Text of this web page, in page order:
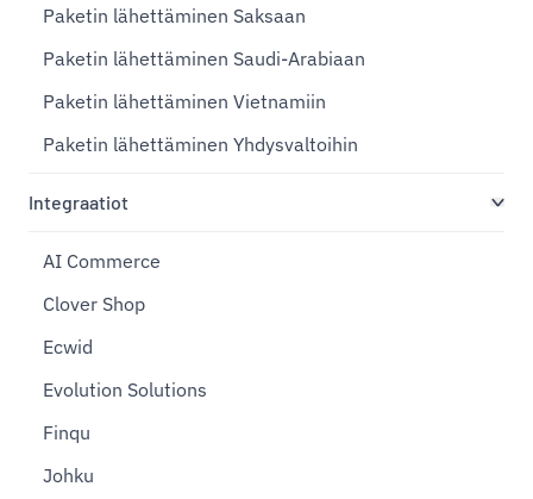
Paketin lähettäminen Saksaan
Paketin lähettäminen Saudi-Arabiaan
Paketin lähettäminen Vietnamiin
Paketin lähettäminen Yhdysvaltoihin
Integraatiot
AI Commerce
Clover Shop
Ecwid
Evolution Solutions
Finqu
Johku